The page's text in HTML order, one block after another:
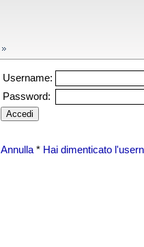
Username:
Password:
Annulla* Hai dimenticato